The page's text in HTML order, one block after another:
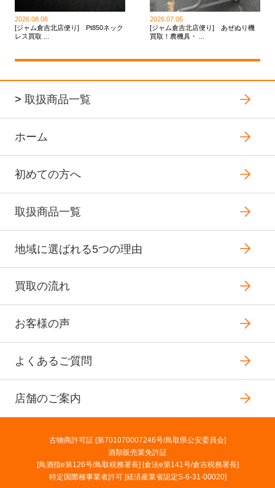
2026.08.06
[ジャム倉吉北店便り] Pt850ネック
レス買取 ...
2026.07.05
[ジャム倉吉北店便り] あぜぬり機
買取！農機具・ ...
> 取扱商品一覧
ホーム
初めての方へ
取扱商品一覧
地域に選ばれる5つの理由
買取の流れ
お客様の声
よくあるご質問
店舗のご案内
古物商許可証 [第701070007246号/鳥取県公安委員会]
酒類販売業免許証
[鳥酒指e第126号/鳥取税務署長] [倉法e第141号/倉吉税務署長]
特定国際種事業者許可 [経済産業省認定S-6-31-00020]